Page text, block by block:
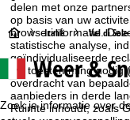
delen met onze
op basis van uw
browserinformatie.
statistische analyse,
geïndividualiseerde
uw toestemming
overdracht van
aanbieders in derde
Ruimte inhoudt, zoals
S
t
a
Italië Val di Sole
Weer &
Zoek je informatie over